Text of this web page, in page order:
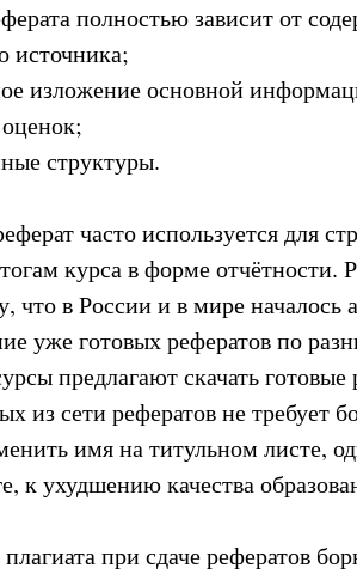
полностью зависит от
источника;
изложение основной
структуры.
часто используется для
курса в форме отчётности.
что в России и в мире началось
уже готовых рефератов по
предлагают скачать готовые
из сети рефератов не требует
имя на титульном листе,
к ухудшению качества
при сдаче рефератов